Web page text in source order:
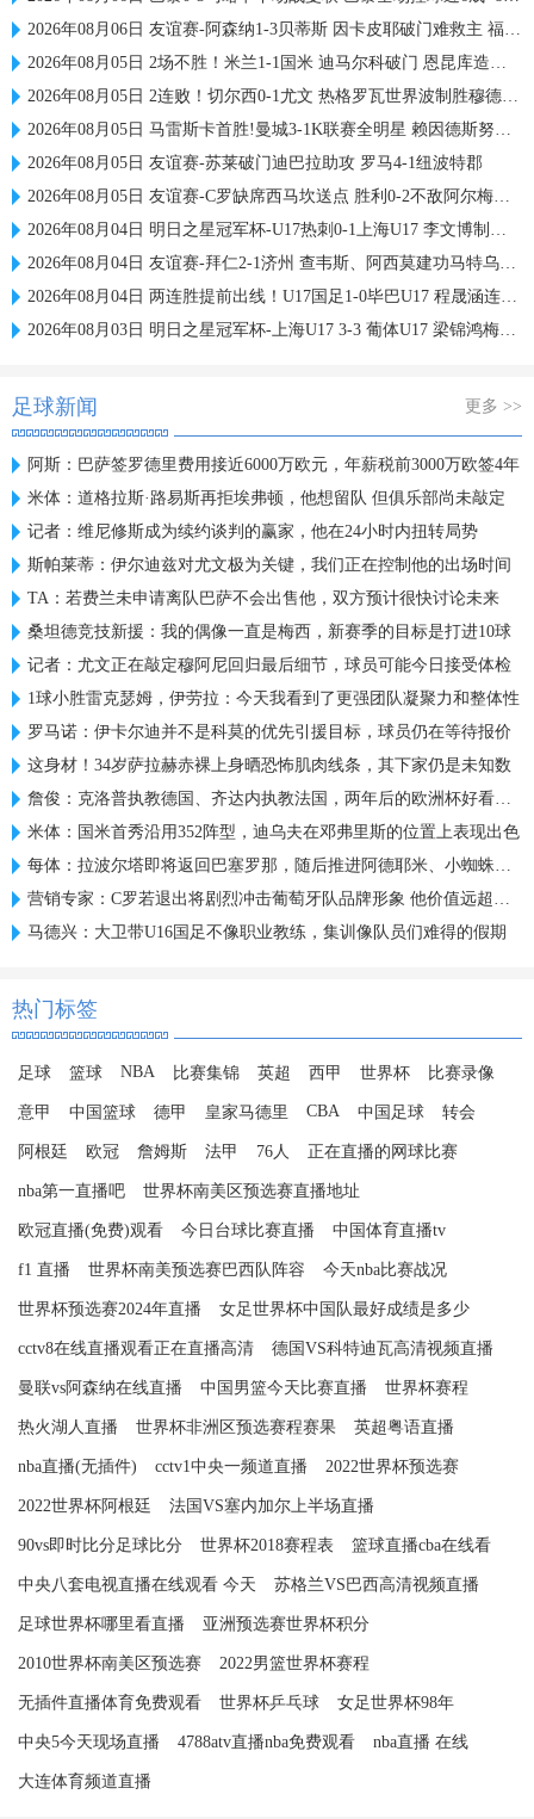
2026年08月06日 友谊赛-阿森纳1-3贝蒂斯 因卡皮耶破门难救主 福纳尔斯1射2传
2026年08月05日 2场不胜！米兰1-1国米 迪马尔科破门 恩昆库造点+点射拉莫斯登场
2026年08月05日 2连败！切尔西0-1尤文 热格罗瓦世界波制胜穆德里克时隔614天复出
2026年08月05日 马雷斯卡首胜!曼城3-1K联赛全明星 赖因德斯努里破门塞梅尼奥助攻
2026年08月05日 友谊赛-苏莱破门迪巴拉助攻 罗马4-1纽波特郡
2026年08月05日 友谊赛-C罗缺席西马坎送点 胜利0-2不敌阿尔梅里亚
2026年08月04日 明日之星冠军杯-U17热刺0-1上海U17 李文博制胜球
2026年08月04日 友谊赛-拜仁2-1济州 查韦斯、阿西莫建功马特乌斯彩虹过人送助攻
2026年08月04日 两连胜提前出线！U17国足1-0毕巴U17 程晟涵连场破门赵松源中楣
2026年08月03日 明日之星冠军杯-上海U17 3-3 葡体U17 梁锦鸿梅开二度
足球新闻 更多 >>
阿斯：巴萨签罗德里费用接近6000万欧元，年薪税前3000万欧签4年
米体：道格拉斯·路易斯再拒埃弗顿，他想留队 但俱乐部尚未敲定
记者：维尼修斯成为续约谈判的赢家，他在24小时内扭转局势
斯帕莱蒂：伊尔迪兹对尤文极为关键，我们正在控制他的出场时间
TA：若费兰未申请离队巴萨不会出售他，双方预计很快讨论未来
桑坦德竞技新援：我的偶像一直是梅西，新赛季的目标是打进10球
记者：尤文正在敲定穆阿尼回归最后细节，球员可能今日接受体检
1球小胜雷克瑟姆，伊劳拉：今天我看到了更强团队凝聚力和整体性
罗马诺：伊卡尔迪并不是科莫的优先引援目标，球员仍在等待报价
这身材！34岁萨拉赫赤裸上身晒恐怖肌肉线条，其下家仍是未知数
詹俊：克洛普执教德国、齐达内执教法国，两年后的欧洲杯好看了！
米体：国米首秀沿用352阵型，迪乌夫在邓弗里斯的位置上表现出色
每体：拉波尔塔即将返回巴塞罗那，随后推进阿德耶米、小蜘蛛转会
营销专家：C罗若退出将剧烈冲击葡萄牙队品牌形象 他价值远超全队
马德兴：大卫带U16国足不像职业教练，集训像队员们难得的假期
热门标签
足球 篮球 NBA 比赛集锦 英超 西甲 世界杯 比赛录像
意甲 中国篮球 德甲 皇家马德里 CBA 中国足球 转会
阿根廷 欧冠 詹姆斯 法甲 76人 正在直播的网球比赛
nba第一直播吧 世界杯南美区预选赛直播地址
欧冠直播(免费)观看 今日台球比赛直播 中国体育直播tv
f1 直播 世界杯南美预选赛巴西队阵容 今天nba比赛战况
世界杯预选赛2024年直播 女足世界杯中国队最好成绩是多少
cctv8在线直播观看正在直播高清 德国VS科特迪瓦高清视频直播
曼联vs阿森纳在线直播 中国男篮今天比赛直播 世界杯赛程
热火湖人直播 世界杯非洲区预选赛程赛果 英超粤语直播
nba直播(无插件) cctv1中央一频道直播 2022世界杯预选赛
2022世界杯阿根廷 法国VS塞内加尔上半场直播
90vs即时比分足球比分 世界杯2018赛程表 篮球直播cba在线看
中央八套电视直播在线观看 今天 苏格兰VS巴西高清视频直播
足球世界杯哪里看直播 亚洲预选赛世界杯积分
2010世界杯南美区预选赛 2022男篮世界杯赛程
无插件直播体育免费观看 世界杯乒乓球 女足世界杯98年
中央5今天现场直播 4788atv直播nba免费观看 nba直播 在线
大连体育频道直播